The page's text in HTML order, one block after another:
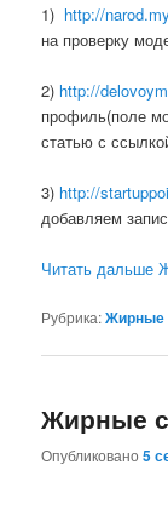
1) http://
на проверку
2) http://
профиль(поле
статью с
3) http://
добавляем
Читать дальше
Рубрика:Жирные
Жирные
Опубликовано5